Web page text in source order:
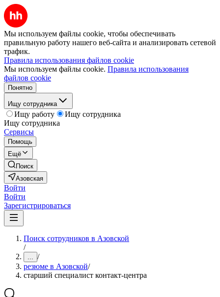
Мы используем файлы cookie, чтобы обеспечивать
правильную работу нашего веб-сайта и анализировать сетевой
трафик.
Правила использования файлов cookie
Мы используем файлы cookie. Правила использования
файлов cookie
Понятно
Ищу сотрудника
Ищу работу
Ищу сотрудника
Ищу сотрудника
Сервисы
Помощь
Ещё
Поиск
Азовская
Войти
Войти
Зарегистрироваться
Поиск сотрудников в Азовской
/
... /
резюме в Азовской/
старший специалист контакт-центра